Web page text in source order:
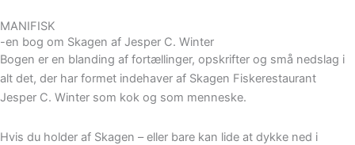
MANIFISK
-en bog om Skagen af Jesper C. Winter
Bogen er en blanding af fortællinger, opskrifter og små nedslag i
alt det, der har formet indehaver af Skagen Fiskerestaurant
Jesper C. Winter som kok og som menneske.
Hvis du holder af Skagen – eller bare kan lide at dykke ned i